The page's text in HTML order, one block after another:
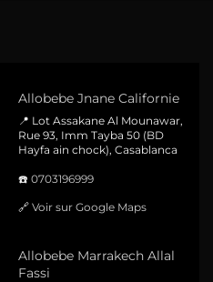
Allobebe Jnane Californie
📍 Lot Assakane Al Mounawar,
Rue 93, Imm Tayba 50 (BD
Hayfa ain chock), Casablanca
☎️ 0703196999
🔗 Voir sur Google Maps
Allobebe Marrakech Allal
Fassi